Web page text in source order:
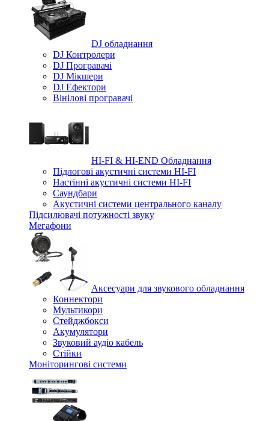
DJ обладнання
DJ Контролери
DJ Програвачі
DJ Мікшери
DJ Ефектори
Вінілові програвачі
HI-FI & HI-END Обладнання
Підлогові акустичні системи HI-FI
Настінні акустичні системи HI-FI
Саундбари
Акустичні системи центрального каналу
Підсилювачі потужності звуку
Мегафони
Аксесуари для звукового обладнання
Коннектори
Мультикори
Стейджбокси
Акумулятори
Звуковий аудіо кабель
Стійки
Моніторингові системи